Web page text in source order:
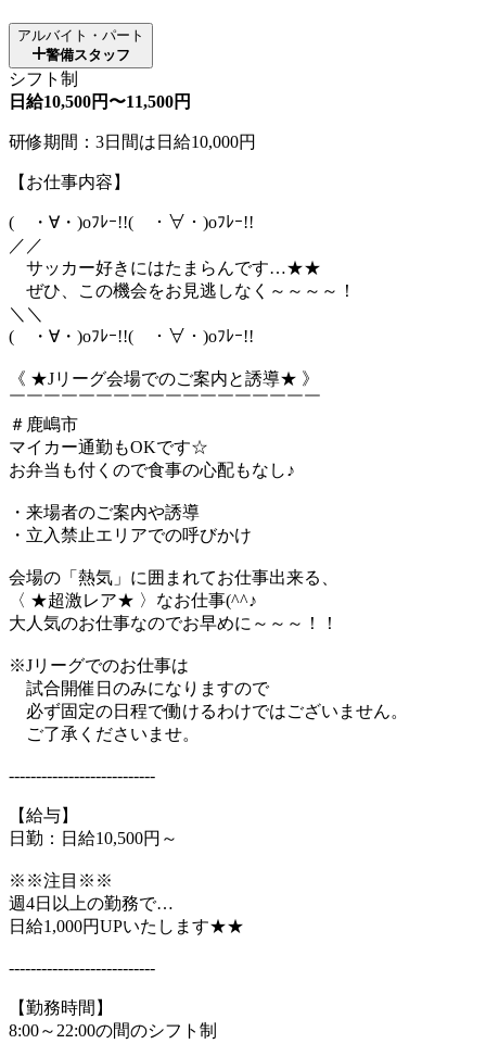
アルバイト・パート
警備スタッフ
シフト制
日給10,500円〜11,500円
研修期間：3日間は日給10,000円
【お仕事内容】
( ・∀・)oﾌﾚｰ!!( ・∀・)oﾌﾚｰ!!
／／
サッカー好きにはたまらんです…★★
ぜひ、この機会をお見逃しなく～～～～！
＼＼
( ・∀・)oﾌﾚｰ!!( ・∀・)oﾌﾚｰ!!
《 ★Jリーグ会場でのご案内と誘導★ 》
￣￣￣￣￣￣￣￣￣￣￣￣￣￣￣￣￣￣
＃鹿嶋市
マイカー通勤もOKです☆
お弁当も付くので食事の心配もなし♪
・来場者のご案内や誘導
・立入禁止エリアでの呼びかけ
会場の「熱気」に囲まれてお仕事出来る、
〈 ★超激レア★ 〉なお仕事(^^♪
大人気のお仕事なのでお早めに～～～！！
※Jリーグでのお仕事は
試合開催日のみになりますので
必ず固定の日程で働けるわけではございません。
ご了承くださいませ。
---------------------------
【給与】
日勤：日給10,500円～
※※注目※※
週4日以上の勤務で…
日給1,000円UPいたします★★
---------------------------
【勤務時間】
8:00～22:00の間のシフト制